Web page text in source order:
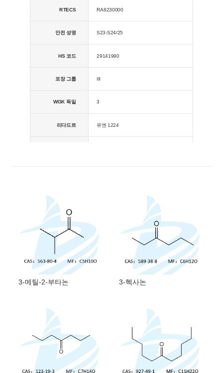
RTECS RA8230000
안전 성명 S23-S24/25
HS 코드 29141990
포장 그룹 III
WGK 독일 3
리다드르 유엔 1224
3-메틸-2-부타논 3-헥사논